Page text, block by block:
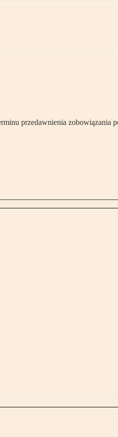
przedawnienia zobowiązania